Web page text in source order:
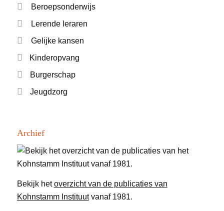
Beroepsonderwijs
Lerende leraren
Gelijke kansen
Kinderopvang
Burgerschap
Jeugdzorg
Archief
Bekijk hetoverzicht van de publicaties van
Kohnstamm Instituutvanaf 1981.